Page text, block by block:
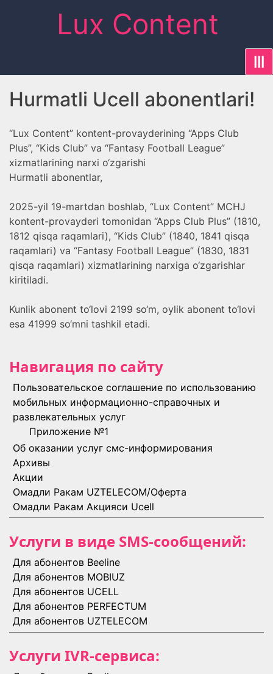
Lux Content
Hurmatli Ucell abonentlari!
“Lux Content” kontent-provayderining “Apps Club
Plus”, “Kids Club” va “Fantasy Football League”
xizmatlarining narxi o‘zgarishi
Hurmatli abonentlar,
2025-yil 19-martdan boshlab, “Lux Content” MCHJ
kontent-provayderi tomonidan “Apps Club Plus” (1810,
1812 qisqa raqamlari), “Kids Club” (1840, 1841 qisqa
raqamlari) va “Fantasy Football League” (1830, 1831
qisqa raqamlari) xizmatlarining narxiga o‘zgarishlar
kiritiladi.
Kunlik abonent to‘lovi 2199 so‘m, oylik abonent to‘lovi
esa 41999 so‘mni tashkil etadi.
Навигация по сайту
Пользовательское соглашение по использованию
мобильных информационно-справочных и
развлекательных услуг
Приложение №1
Об оказании услуг смс-информирования
Архивы
Акции
Омадли Ракам UZTELECOM/Оферта
Омадли Ракам Акцияси Ucell
Услуги в виде SMS-сообщений:
Для абонентов Beeline
Для абонентов MOBIUZ
Для абонентов UCELL
Для абонентов PERFECTUM
Для абонентов UZTELECOM
Услуги IVR-сервиса: